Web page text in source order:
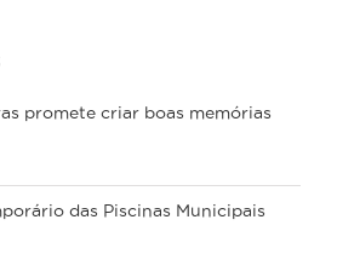
promete criar boas memórias
das Piscinas Municipais